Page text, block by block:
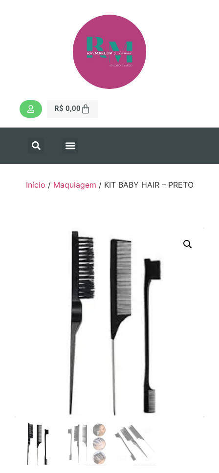
R$ 0,00
Início / Maquiagem / KIT BABY HAIR – PRETO